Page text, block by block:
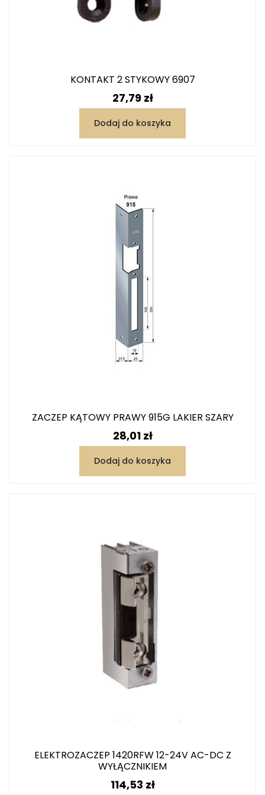
KONTAKT 2 STYKOWY 6907
Cena
27,79 zł
Dodaj do koszyka
ZACZEP KĄTOWY PRAWY 915G LAKIER SZARY
Cena
28,01 zł
Dodaj do koszyka
ELEKTROZACZEP 1420RFW 12-24V AC-DC Z
WYŁĄCZNIKIEM
Cena
114,53 zł